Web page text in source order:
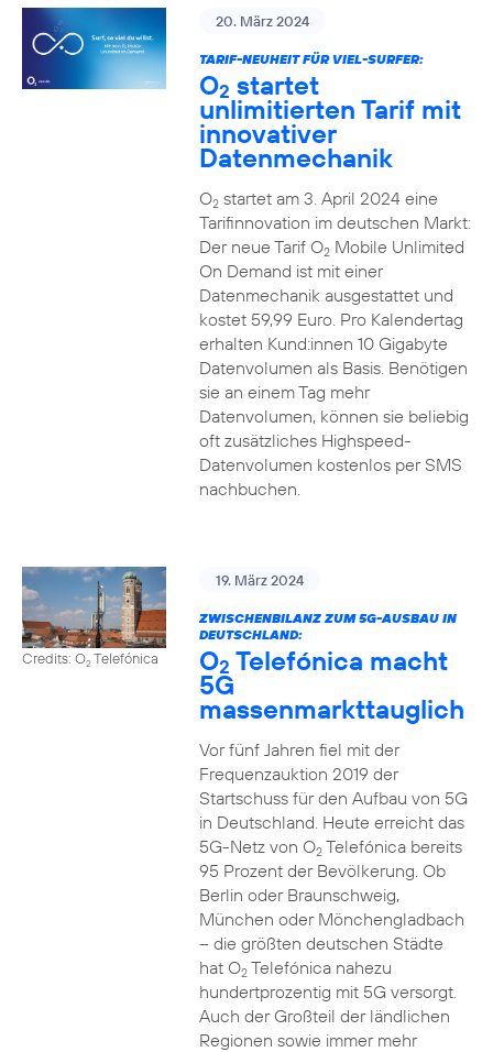
20. März 2024
TARIF-NEUHEIT FÜR VIEL-SURFER:
O2 startet
unlimitierten Tarif mit
innovativer
Datenmechanik
O2startet am 3. April 2024 eine
Tarifinnovation im deutschen Markt:
Der neue Tarif O2Mobile Unlimited
On Demand ist mit einer
Datenmechanik ausgestattet und
kostet 59,99 Euro. Pro Kalendertag
erhalten Kund:innen 10 Gigabyte
Datenvolumen als Basis. Benötigen
sie an einem Tag mehr
Datenvolumen, können sie beliebig
oft zusätzliches Highspeed-
Datenvolumen kostenlos per SMS
nachbuchen.
Credits: O2Telefónica
19. März 2024
ZWISCHENBILANZ ZUM 5G-AUSBAU IN
DEUTSCHLAND:
O2 Telefónica macht
5G
massenmarkttauglich
Vor fünf Jahren fiel mit der
Frequenzauktion 2019 der
Startschuss für den Aufbau von 5G
in Deutschland. Heute erreicht das
5G-Netz von O2Telefónica bereits
95 Prozent der Bevölkerung. Ob
Berlin oder Braunschweig,
München oder Mönchengladbach
– die größten deutschen Städte
hat O2Telefónica nahezu
hundertprozentig mit 5G versorgt.
Auch der Großteil der ländlichen
Regionen sowie immer mehr